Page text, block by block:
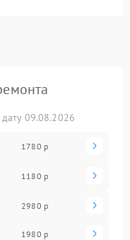
09.08.2026
1780 р
1180 р
2980 р
1980 р